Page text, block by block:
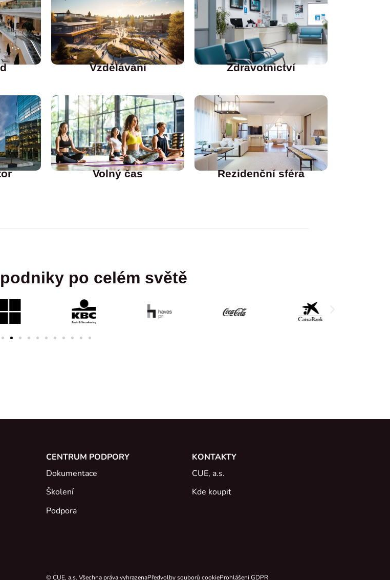
Vzdělávání Zdravotnictví
Volný čas Rezidenční sféra
po celém světě
CENTRUM PODPORY
Dokumentace
Školení
Podpora
KONTAKTY
CUE, a.s.
Kde koupit
© CUE, a.s. Všechna práva vyhrazenaPředvolby souborů cookieProhlášení GDPR